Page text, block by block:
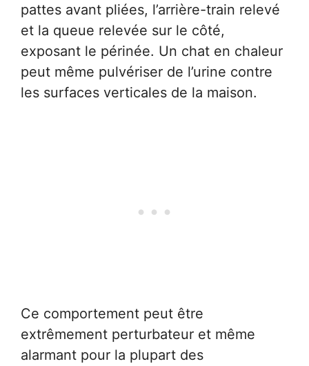
pattes avant pliées, l’arrière-train relevé
et la queue relevée sur le côté,
exposant le périnée. Un chat en chaleur
peut même pulvériser de l’urine contre
les surfaces verticales de la maison.
Ce comportement peut être
extrêmement perturbateur et même
alarmant pour la plupart des